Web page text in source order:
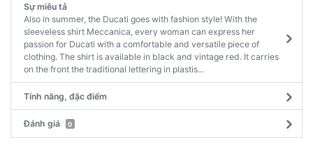
Sự miêu tả
Also in summer, the Ducati goes with fashion style! With the
sleeveless shirt Meccanica, every woman can express her
passion for Ducati with a comfortable and versatile piece of
clothing. The shirt is available in black and vintage red. It carries
on the front the traditional lettering in plastis...
Tính năng, đặc điểm
Đánh giá 0